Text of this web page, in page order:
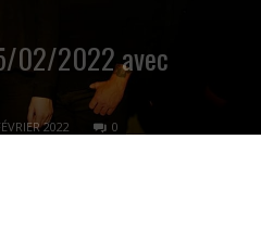
02/2022 avec
2022 0